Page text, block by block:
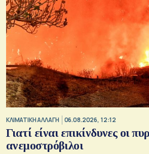
ΚΛΙΜΑΤΙΚΗ ΑΛΛΑΓΗ 06.08.2026, 12:12
Γιατί είναι επικίνδυνες οι
ανεμοστρόβιλοι